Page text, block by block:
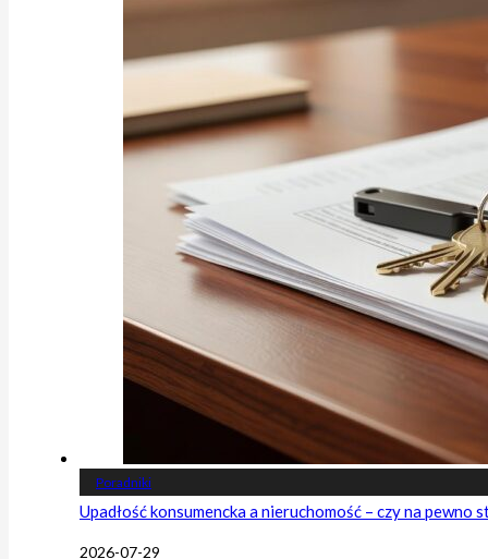
Poradniki
Upadłość konsumencka a nieruchomość – czy na pewno
2026-07-29